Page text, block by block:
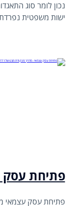
נכון לומר סוג
ישות משפטית
פתיחת עסק
פתיחת עסק עצמאי